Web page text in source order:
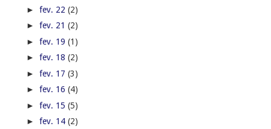
► fev. 22 (2)
► fev. 21 (2)
► fev. 19 (1)
► fev. 18 (2)
► fev. 17 (3)
► fev. 16 (4)
► fev. 15 (5)
► fev. 14 (2)